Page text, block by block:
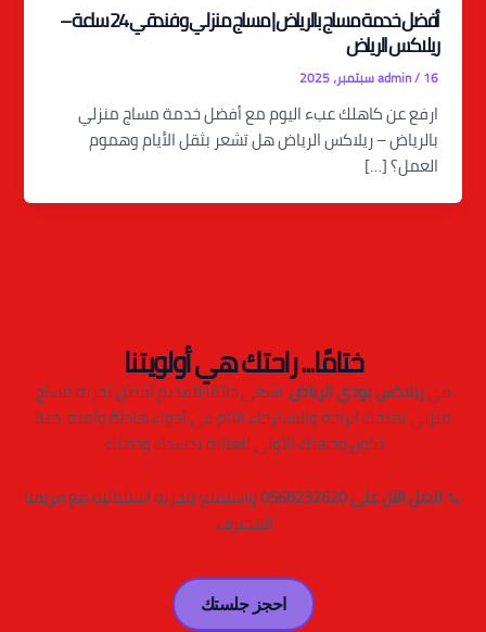
أفضل خدمة مساج بالرياض | مساج منزلي و فندقي 24 ساعة –
ريلاكس الرياض
admin/16 سبتمبر، 2025
ارفع عن كاهلك عبء اليوم مع أفضل خدمة مساج منزلي
بالرياض – ريلاكس الرياض هل تشعر بثقل الأيام وهموم
العمل؟ […]
ختامًا... راحتك هي أولويتنا
فيريلاكس بودي الرياض، نسعى دائمًا لتقديم أفضل تجربة مساج
منزلي تمنحك الراحة والاسترخاء التام في أجواء هادئة وآمنة. دعنا
نكون وجهتك الأولى للعناية بجسدك وذهنك.
📞اتصل الآن على 0568232620
واستمتع بتجربة استثنائية مع فريقنا
المحترف.
احجز جلستك